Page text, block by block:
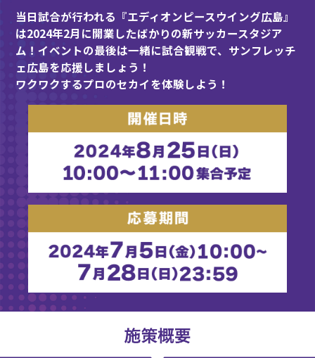
当日試合が行われる『エディオンピースウイング広島』
は2024年2月に開業したばかりの新サッカースタジア
ム！イベントの最後は一緒に試合観戦で、サンフレッチ
ェ広島を応援しましょう！
ワクワクするプロのセカイを体験しよう！